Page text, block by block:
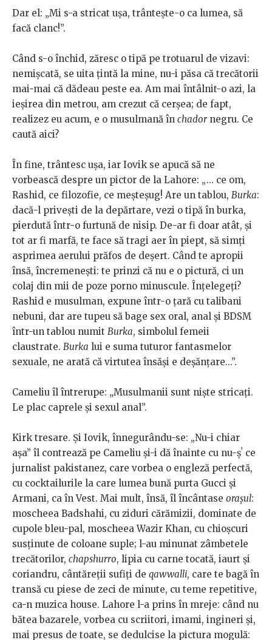
Dar el: „Mi s-a stricat ușa, trântește-o ca lumea, să
facă clanc!”.
Când s-o închid, zăresc o tipă pe trotuarul de vizavi:
nemișcată, se uita țintă la mine, nu-i păsa că trecătorii
mai-mai că dădeau peste ea. Am mai întâlnit-o azi, la
ieșirea din metrou, am crezut că cerșea; de fapt,
realizez eu acum, e o musulmană în chadornegru. Ce
caută aici?
În fine, trântesc ușa, iar Iovik se apucă să ne
vorbească despre un pictor de la Lahore: „... ce om,
Rashid, ce filozofie, ce meșteșug! Are un tablou, Burka:
dacă-l privești de la depărtare, vezi o tipă în burka,
pierdută într-o furtună de nisip. De-ar fi doar atât, și
tot ar fi marfă, te face să tragi aer în piept, să simți
asprimea aerului prăfos de deșert. Când te apropii
însă, încremenești: te prinzi că nu e o pictură, ci un
colaj din mii de poze porno minuscule. Înțelegeți?
Rashid e musulman, expune într-o țară cu talibani
nebuni, dar are tupeu să bage sex oral, anal și BDSM
într-un tablou numit Burka, simbolul femeii
claustrate. Burka lui e suma tuturor fantasmelor
sexuale, ne arată că virtutea însăși e deșănțare...”.
Cameliu îl întrerupe: „Musulmanii sunt niște stricați.
Le plac caprele și sexul anal”.
Kirk tresare. Și Iovik, înnegurându-se: „Nu-i chiar
așa” îl contrează pe Cameliu și-i dă înainte cu nu-șʼ ce
jurnalist pakistanez, care vorbea o engleză perfectă,
cu cocktailurile la care lumea bună purta Gucci și
Armani, ca în Vest. Mai mult, însă, îl încântase orașul:
moscheea Badshahi, cu ziduri cărămizii, dominate de
cupole bleu-pal, moscheea Wazir Khan, cu chioșcuri
susținute de coloane suple; l-au minunat zâmbetele
trecătorilor, chapshurro, lipia cu carne tocată, iaurt și
coriandru, cântăreții sufiți de qawwalli, care te bagă în
transă cu piese de zeci de minute, cu teme repetitive,
ca-n muzica house. Lahore l-a prins în mreje: când nu
bătea bazarele, vorbea cu scriitori, imami, ingineri și,
mai presus de toate, se dedulcise la pictura mogulă: